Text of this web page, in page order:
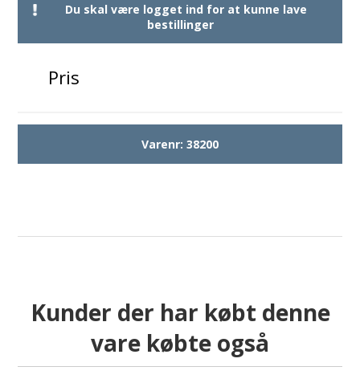
Du skal være logget ind for at kunne lave
bestillinger
Pris
Varenr: 38200
Kunder der har købt denne
vare købte også